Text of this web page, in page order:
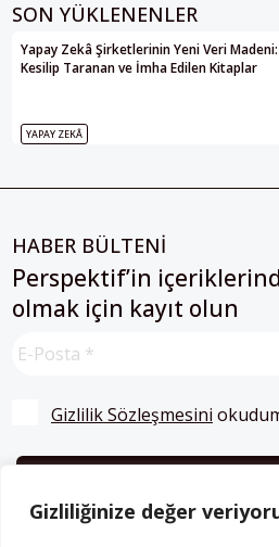
Gizliliğinize değer
SON YÜKLENENLER
Yapay Zekâ Şirketlerinin Yeni Veri Madeni:
Kesilip Taranan ve İmha Edilen Kitaplar
YAPAY ZEKÂ
HABER BÜLTENİ
Perspektif’in
olmak için kayıt olun
Gizlilik Sözleşmesini